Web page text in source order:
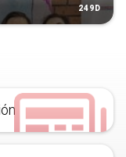
249D